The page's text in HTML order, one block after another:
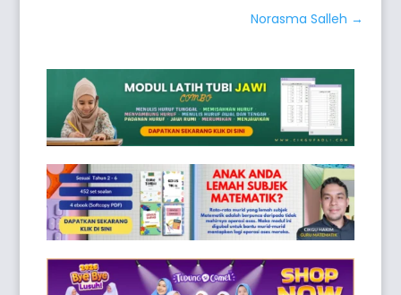
Norasma Salleh →